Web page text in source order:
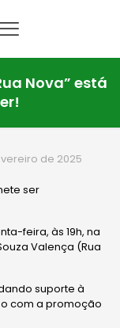
Nova” está
de 2025
ser
feira, às 19h, na
Valença (Rua
suporte à
com a promoção